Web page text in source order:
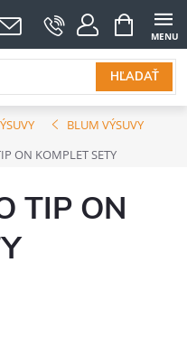
HĽADAŤ
NÁKUPNÝ
KOŠÍK
BLUM VÝSUVY
ON KOMPLET SETY
TIP ON